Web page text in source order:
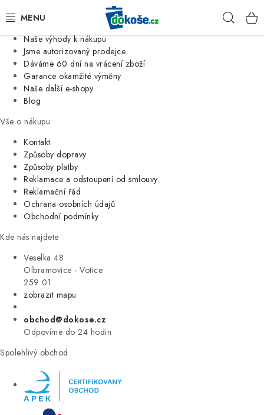
Jsme tradiční česká firma
Naše výhody k nákupu
Jsme autorizovaný prodejce
Dáváme 60 dní na vrácení zboží
Garance okamžité výměny
Naše další e-shopy
Blog
Vše o nákupu
Kontakt
Způsoby dopravy
Způsoby platby
Reklamace a odstoupení od smlouvy
Reklamační řád
Ochrana osobních údajů
Obchodní podmínky
Kde nás najdete
Veselka 48
Olbramovice - Votice
259 01
zobrazit mapu
obchod@dokose.cz
Odpovíme do 24 hodin
Spolehlivý obchod
KOŠE
SÁČKY
KUCHYNĚ
ORGANIZACE
DOMÁCNOST
ÚKLID
VÝPRODEJ
ZNAČKY
Úvod Kontakt Blog
Moje objednávka